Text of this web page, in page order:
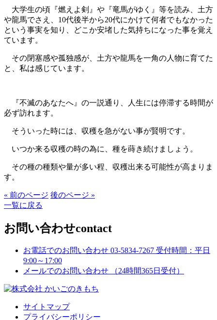
大学生の頃『燃えよ剣』や『竜馬がゆく』等を読み、土方
や龍馬でさえ、10代後半から20代にかけて何者でもなかった
という事実を知り、どこか安堵した気持ちになった事を覚え
ています。
その閉塞感や孤独感が、土方や龍馬を一角の人物に育てた
と、私は感じています。
『不滅のあなたへ』の一説通り、人生には停滞する時間が
必ず訪れます。
そういった時には、収穫を急がない事が賢明です。
いつか来る収穫の時の為に、種を蒔き続けましょう。
その種の種類や量が多い程、収穫出来る可能性が高まりま
す。
« 前のページ 後のページ »
一覧に戻る
お問い合わせcontact
お電話でのお問い合わせ 03-5834-7267 受付時間：平日
9:00～17:00
メールでのお問い合わせ
（24時間365日受付）
サイトマップ
プライバシーポリシー